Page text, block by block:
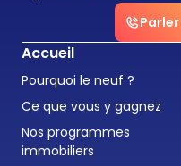
Accueil
Pourquoi le neuf ?
Ce que vous y gagnez
Nos programmes
immobiliers